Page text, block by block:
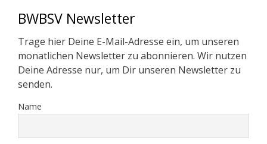
BWBSV Newsletter
Trage hier Deine E-Mail-Adresse ein, um unseren
monatlichen Newsletter zu abonnieren. Wir nutzen
Deine Adresse nur, um Dir unseren Newsletter zu
senden.
Name